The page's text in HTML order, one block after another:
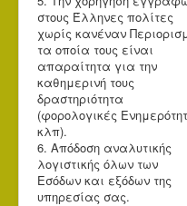
στους Έλληνες πολίτες
χωρίς κανέναν
τα οποία τους είναι
απαραίτητα για την
καθημερινή τους
δραστηριότητα
(φορολογικές
κλπ).
6. Απόδοση αναλυτικής
λογιστικής όλων των
Εσόδων και εξόδων της
υπηρεσίας σας.